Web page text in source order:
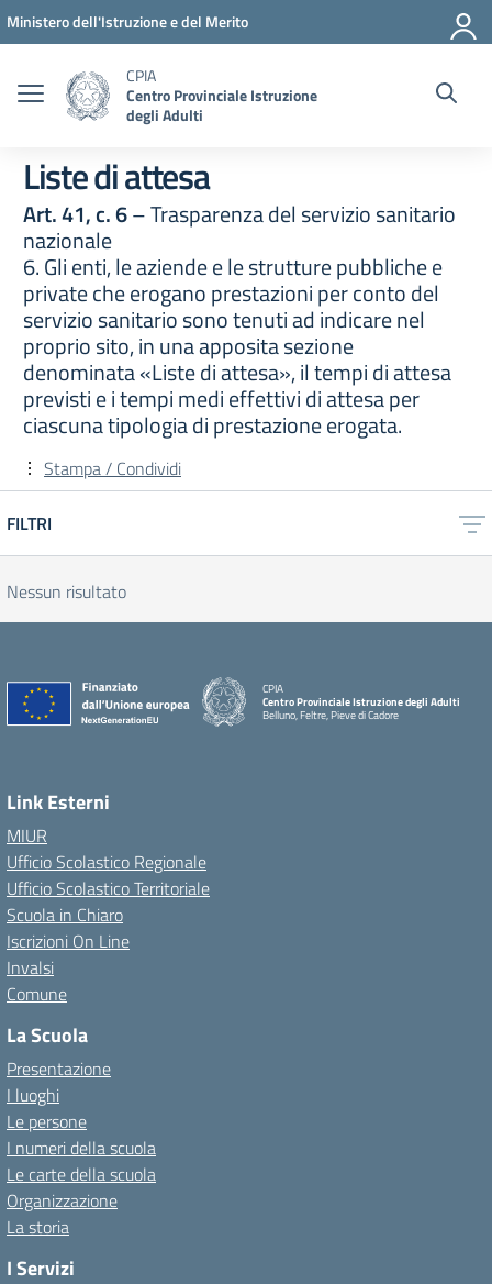
Vai ai contenuti
Vai al menu di navigazione
Vai al footer
Ministero dell'Istruzione e del Merito
CPIA
Centro Provinciale Istruzione
degli Adulti
Liste di attesa
Art. 41, c. 6– Trasparenza del servizio sanitario
nazionale
6. Gli enti, le aziende e le strutture pubbliche e
private che erogano prestazioni per conto del
servizio sanitario sono tenuti ad indicare nel
proprio sito, in una apposita sezione
denominata «Liste di attesa», il tempi di attesa
previsti e i tempi medi effettivi di attesa per
ciascuna tipologia di prestazione erogata.
Stampa / Condividi
FILTRI
Nessun risultato
CPIA
Centro Provinciale Istruzione degli Adulti
Belluno, Feltre, Pieve di Cadore
Link Esterni
MIUR
Ufficio Scolastico Regionale
Ufficio Scolastico Territoriale
Scuola in Chiaro
Iscrizioni On Line
Invalsi
Comune
La Scuola
Presentazione
I luoghi
Le persone
I numeri della scuola
Le carte della scuola
Organizzazione
La storia
I Servizi